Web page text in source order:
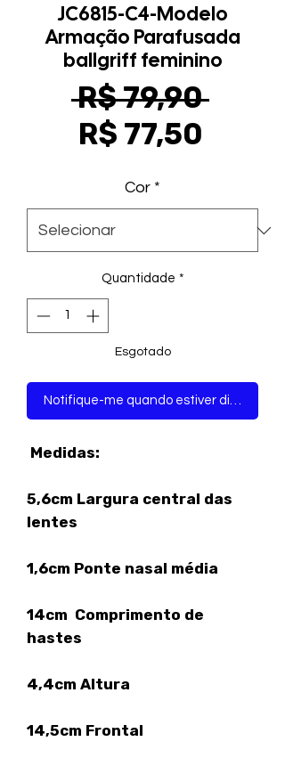
JC6815-C4-Modelo
Armação Parafusada
ballgriff feminino
R$ 79,90 Preço
R$ 77,50
Cor *
Quantidade *
Esgotado
Notifique-me quando estiver disponível
Medidas:
5,6cm Largura central das
lentes
1,6cm Ponte nasal média
14cm Comprimento de
hastes
4,4cm Altura
14,5cm Frontal